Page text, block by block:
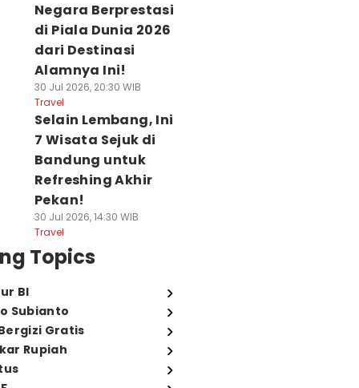
Negara Berprestasi
di Piala Dunia 2026
dari Destinasi
Alamnya Ini!
30 Jul 2026, 20:30 WIB
Travel
Selain Lembang, Ini
7 Wisata Sejuk di
Bandung untuk
Refreshing Akhir
Pekan!
30 Jul 2026, 14:30 WIB
Travel
Topics
BI
Subianto
Gratis
Rupiah